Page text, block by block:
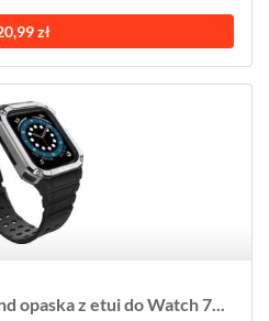
zł
opaska z etui do Watch 7...